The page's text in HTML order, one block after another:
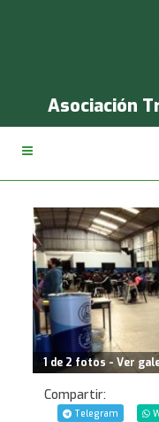
Asociación
1 de 2 fotos - Ver
Compartir:
Telegram